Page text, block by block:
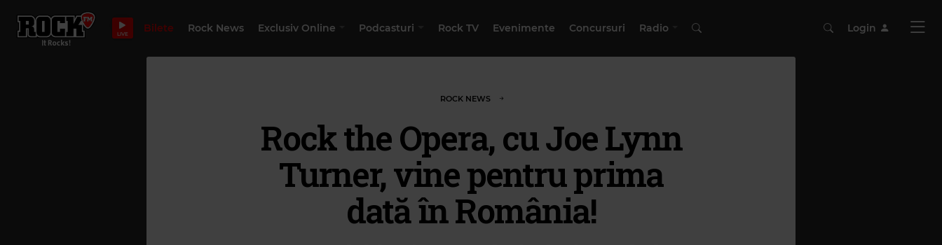
LIVE Bilete Rock News Exclusiv Online Podcasturi Rock TV Evenimente Concursuri Radio Login
ROCK NEWS
Rock the Opera, cu Joe Lynn
Turner, vine pentru prima
dată în România!